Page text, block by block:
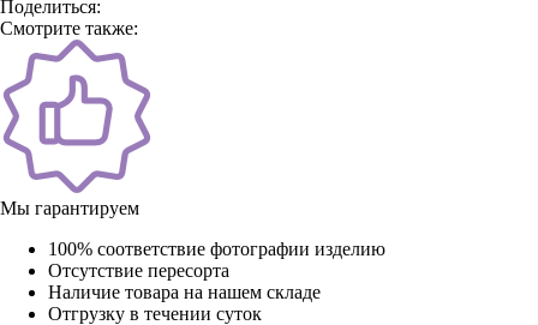
Поделиться:
Смотрите также:
Мы гарантируем
100% соответствие фотографии изделию
Отсутствие пересорта
Наличие товара на нашем складе
Отгрузку в течении суток